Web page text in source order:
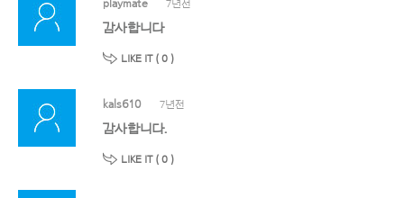
playmate 7년전
감사합니다
LIKE IT ( 0 )
kals610 7년전
감사합니다.
LIKE IT ( 0 )